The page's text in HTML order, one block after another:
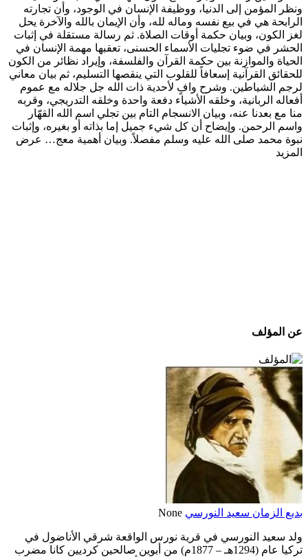
ونظر المؤمن إلى الدنيا، ووظيفة الإنسان في الوجود، وأن تجارته
الرابحة هي في بيع نفسه وماله لله، وأن الإيمان بالله والآخرة يحل
لغز الكون، وبيان حكمة أوقات الصلاة. ثم رسالة مستقلة في إثبات
الحشر في ضوء تجليات الأسماء الحسنى، تعقبها مهمة الإنسان في
الحياة والموازنة بين حكمة القرآن والفلسفة، وإيراد نظائر من الكون
للحقائق القرآنية إسعافاً للقلوب التي ينقصها التسليم، ثم بيان معاني
لرجم الشياطين. وشرح وافٍ لأحدية ذات الله جل جلاله مع عموم
أفعاله الربانية، وخلقه الأشياء دفعة واحدة وخلقه التدريجي، وقربه
منا مع بعدنا عنه، وبيان الانسجام التام بين تجلي اسم الله القهّار
واسم الرحمن. وإيضاح أن كل شيء جميل إما بذاته أو بغيره، وإثبات
نبوة محمد صلى الله عليه وسلم مفصلاً. وبيان أهمية معج… عرض
المزيد
عن المؤلف
بديع الزمان سعيد النورسي None
ولد سعيد النورسي في قرية نورس الواقعة شرقي الأناضول في
تركيا عام (1294هـ – 1877م) من أبوين صالحين كرديين كانا مضرب